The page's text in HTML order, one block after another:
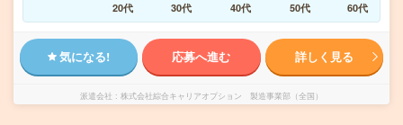
20代
30代 40代 50代 60代
気になる! 応募へ進む 詳しく見る
派遣会社 株式会社綜合キャリアオプション 製造事業部（全国）